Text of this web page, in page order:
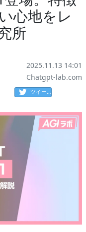
心地をレ
所
2025.11.13 14:01
Chatgpt-lab.com
ツイート